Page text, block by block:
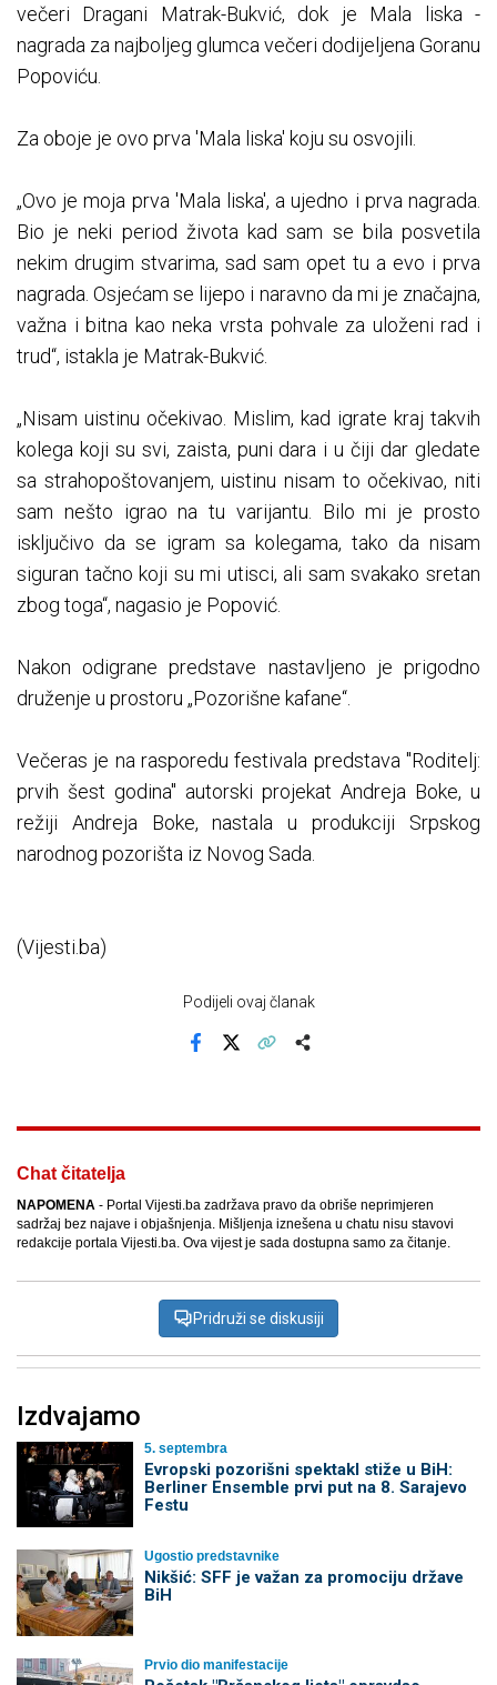
večeri Dragani Matrak-Bukvić, dok je Mala liska -
nagrada za najboljeg glumca večeri dodijeljena Goranu
Popoviću.
Za oboje je ovo prva 'Mala liska' koju su osvojili.
„Ovo je moja prva 'Mala liska', a ujedno i prva nagrada.
Bio je neki period života kad sam se bila posvetila
nekim drugim stvarima, sad sam opet tu a evo i prva
nagrada. Osjećam se lijepo i naravno da mi je značajna,
važna i bitna kao neka vrsta pohvale za uloženi rad i
trud“, istakla je Matrak-Bukvić.
„Nisam uistinu očekivao. Mislim, kad igrate kraj takvih
kolega koji su svi, zaista, puni dara i u čiji dar gledate
sa strahopoštovanjem, uistinu nisam to očekivao, niti
sam nešto igrao na tu varijantu. Bilo mi je prosto
isključivo da se igram sa kolegama, tako da nisam
siguran tačno koji su mi utisci, ali sam svakako sretan
zbog toga“, nagasio je Popović.
Nakon odigrane predstave nastavljeno je prigodno
druženje u prostoru „Pozorišne kafane“.
Večeras je na rasporedu festivala predstava "Roditelj:
prvih šest godina" autorski projekat Andreja Boke, u
režiji Andreja Boke, nastala u produkciji Srpskog
narodnog pozorišta iz Novog Sada.
(Vijesti.ba)
Podijeli ovaj članak
Facebook
Chat čitatelja
NAPOMENA - Portal Vijesti.ba zadržava pravo da obriše neprimjeren
sadržaj bez najave i objašnjenja. Mišljenja iznešena u chatu nisu stavovi
redakcije portala Vijesti.ba. Ova vijest je sada dostupna samo za čitanje.
Pridruži se diskusiji
Izdvajamo
5. septembra
Evropski pozorišni spektakl stiže u BiH:
Berliner Ensemble prvi put na 8. Sarajevo
Festu
Ugostio predstavnike
Nikšić: SFF je važan za promociju države
BiH
Prvio dio manifestacije